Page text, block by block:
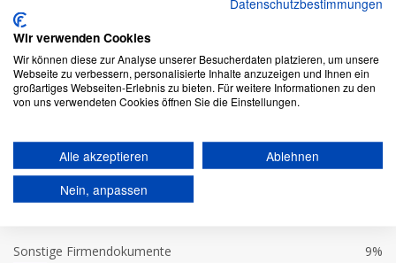
Meistgekaufte Firmendokumente unserer
Kunden
Handelsregisterauszüge 98%
Gesellschaftsverträge
Vollständige Registerakten
Sonstige Firmendokumente 9%
Wir verwenden Cookies
Wir können diese zur Analyse unserer Besucherdaten platzieren, um unsere
Webseite zu verbessern, personalisierte Inhalte anzuzeigen und Ihnen ein
großartiges Webseiten-Erlebnis zu bieten. Für weitere Informationen zu den
von uns verwendeten Cookies öffnen Sie die Einstellungen.
Alle akzeptieren
Ablehnen
Nein, anpassen